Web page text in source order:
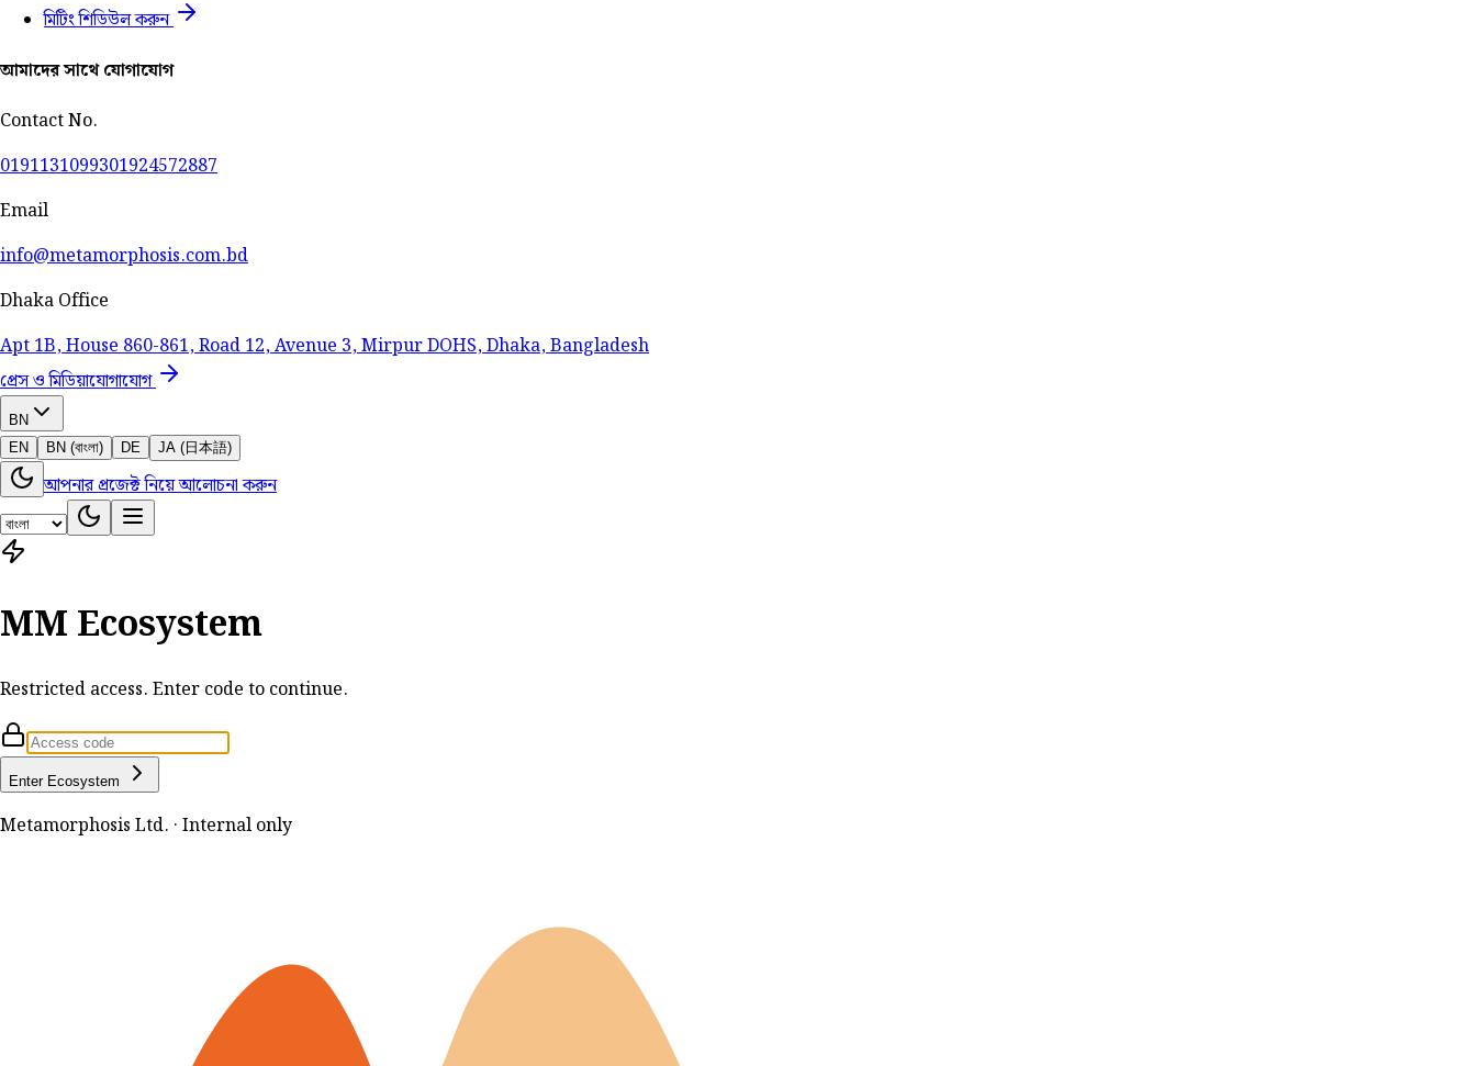
মিটিং শিডিউল করুন
আমাদের সাথে যোগাযোগ
Contact No.
0191131099301924572887
Email
info@metamorphosis.com.bd
Dhaka Office
Apt 1B, House 860-861, Road 12, Avenue 3, Mirpur DOHS, Dhaka, Bangladesh
প্রেস ও মিডিয়াযোগাযোগ
BN
EN
BN (বাংলা) DE JA (日本語)
আপনার প্রজেক্ট নিয়ে আলোচনা করুন
MM Ecosystem
Restricted access. Enter code to continue.
Enter Ecosystem
Metamorphosis Ltd. · Internal only